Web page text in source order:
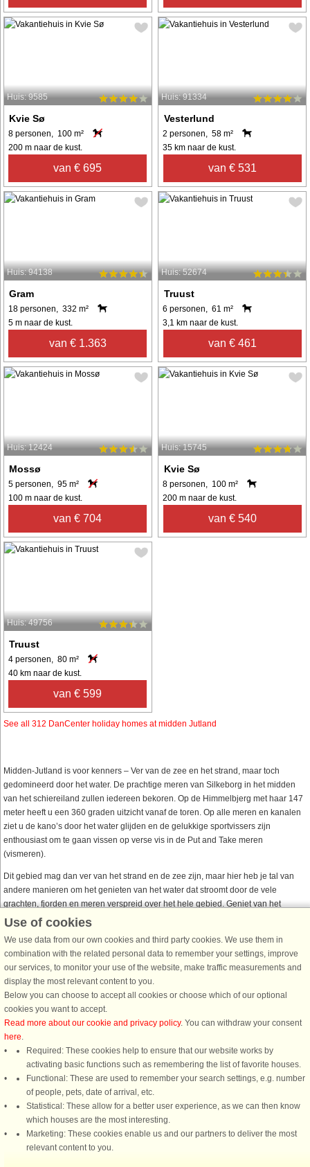
Huis: 9585
Kvie Sø
8 personen, 100 m²
200 m naar de kust.
van € 695
Huis: 91334
Vesterlund
2 personen, 58 m²
35 km naar de kust.
van € 531
Huis: 94138
Gram
18 personen, 332 m²
5 m naar de kust.
van € 1.363
Huis: 52674
Truust
6 personen, 61 m²
3,1 km naar de kust.
van € 461
Huis: 12424
Mossø
5 personen, 95 m²
100 m naar de kust.
van € 704
Huis: 15745
Kvie Sø
8 personen, 100 m²
200 m naar de kust.
van € 540
Huis: 49756
Truust
4 personen, 80 m²
40 km naar de kust.
van € 599
See all 312 DanCenter holiday homes at midden Jutland
Midden-Jutland is voor kenners – Ver van de zee en het strand, maar toch
gedomineerd door het water. De prachtige meren van Silkeborg in het midden
van het schiereiland zullen iedereen bekoren. Op de Himmelbjerg met haar 147
meter heeft u een 360 graden uitzicht vanaf de toren. Op alle meren en kanalen
ziet u de kano’s door het water glijden en de gelukkige sportvissers zijn
enthousiast om te gaan vissen op verse vis in de Put and Take meren
(vismeren).
Dit gebied mag dan ver van het strand en de zee zijn, maar hier heb je tal van
andere manieren om het genieten van het water dat stroomt door de vele
grachten, fjorden en meren verspreid over het hele gebied. Geniet van het
prachtige uitzicht wanneer u op een stoomraderboot over de meren van
Take meren om te gaan vissen.
Wanneer u kiest om te verblijven in Midden-Jutland mag u Aarhus niet missen,
de tweede grootste stad van Denemarken. In deze interessante stad vindt u veel
verschillende culturele activiteiten, winkelmogelijkheden en spannende plekken
om te bezoeken. U moet ook zeker een bezoek brengen aan ARoS, een
interessant kunstmuseum, en de wereldberoemde Aarhus Gamle By (de oude
binnenstad van Aarhus).
DanCenter A/S - Kronprinsensgade 3, 2. - 1114 København K - Danmark
Tel.: +45 70 13 00 00 - Fax.: +45 70 13 70 70 - CVR: 67324013
Danske Bank Copenhagen - IBAN: DK35 3000 4073 0424 53 - BIC/Swift Code :
Use of cookies
We use data from our own cookies and third party cookies. We use them in
combination with the related personal data to remember your settings, improve
our services, to monitor your use of the website, make traffic measurements and
display the most relevant content to you.
Below you can choose to accept all cookies or choose which of our optional
cookies you want to accept.
Read more about our cookie and privacy policy. You can withdraw your consent
here.
Required: These cookies help to ensure that our website works by
activating basic functions such as remembering the list of favorite houses.
Functional: These are used to remember your search settings, e.g. number
of people, pets, date of arrival, etc.
Statistical: These allow for a better user experience, as we can then know
which houses are the most interesting.
Marketing: These cookies enable us and our partners to deliver the most
relevant content to you.